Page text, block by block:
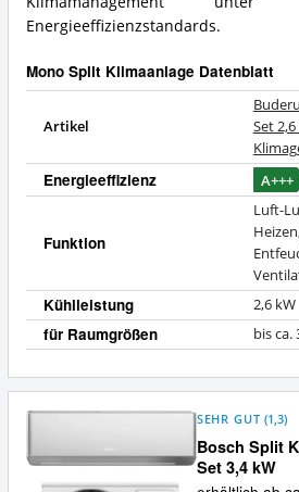
Energieeffizienzstandards.
Mono Split Klimaanlage Datenblatt
Artikel
Set
Energieeffizienz A+++
Funktion
Luft-
Kühlleistung 2,6 kW
für Raumgrößen bis ca.
Bosch Split
Set 3,4 kW
SEHR GUT (1,3)